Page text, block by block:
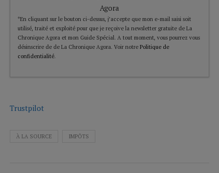
Agora
*En cliquant sur le bouton ci-dessus, j’accepte que mon e-mail saisi soit
utilisé, traité et exploité pour que je reçoive la newsletter gratuite de La
Chronique Agora et mon Guide Spécial. A tout moment, vous pourrez vous
désinscrire de de La Chronique Agora. Voir notre Politique de
confidentialité.
Trustpilot
À LA SOURCE IMPÔTS